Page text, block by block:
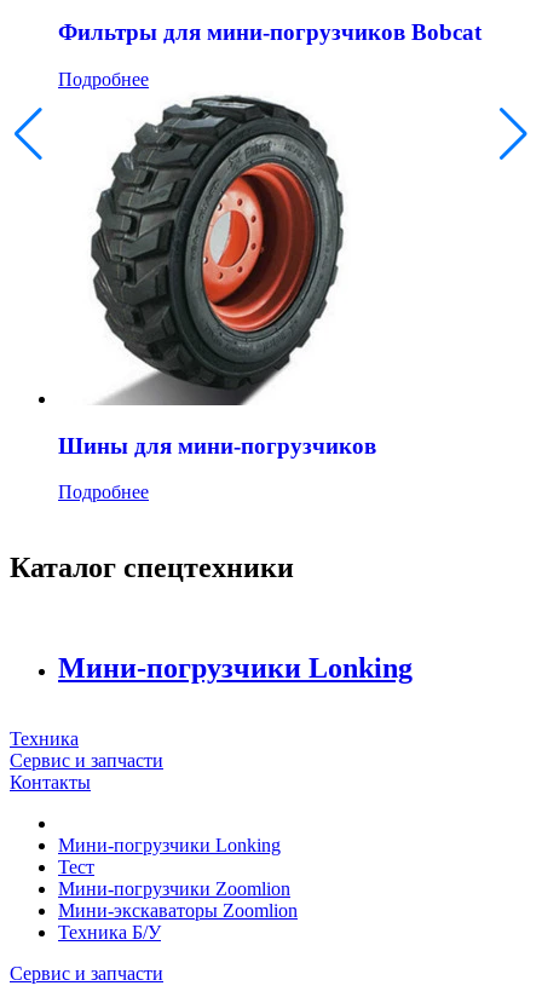
Фильтры для мини-погрузчиков Bobcat
Подробнее
Шины для мини-погрузчиков
Подробнее
Каталог спецтехники
Мини-погрузчики Lonking
Техника
Сервис и запчасти
Контакты
Мини-погрузчики Lonking
Тест
Мини-погрузчики Zoomlion
Мини-экскаваторы Zoomlion
Техника Б/У
Сервис и запчасти